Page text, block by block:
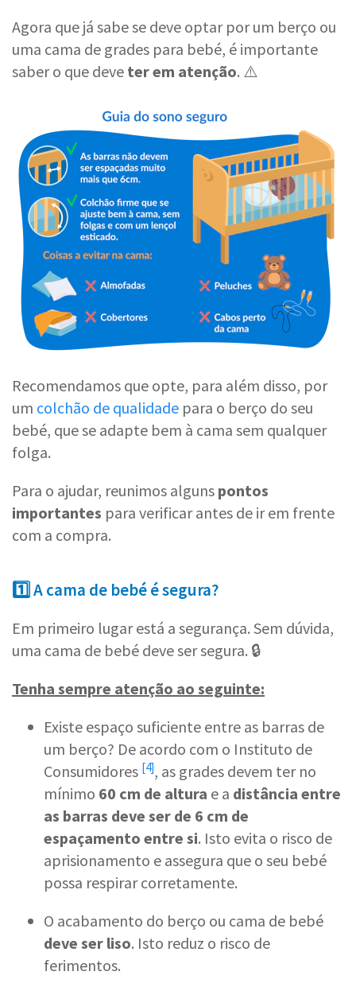
Agora que já sabe se deve optar por um berço ou
uma cama de grades para bebé, é importante
saber o que deve ter em atenção. ⚠️
Recomendamos que opte, para além disso, por
um colchão de qualidade para o berço do seu
bebé, que se adapte bem à cama sem qualquer
folga.
Para o ajudar, reunimos alguns pontos
importantes para verificar antes de ir em frente
com a compra.
1️⃣ A cama de bebé é segura?
Em primeiro lugar está a segurança. Sem dúvida,
uma cama de bebé deve ser segura. 🔒
Tenha sempre atenção ao seguinte:
Existe espaço suficiente entre as barras de
um berço? De acordo com o Instituto de
Consumidores [4], as grades devem ter no
mínimo 60 cm de altura e a distância entre
as barras deve ser de 6 cm de
espaçamento entre si. Isto evita o risco de
aprisionamento e assegura que o seu bebé
possa respirar corretamente.
O acabamento do berço ou cama de bebé
deve ser liso. Isto reduz o risco de
ferimentos.